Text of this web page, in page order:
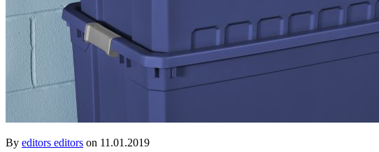
By editors editors on 11.01.2019